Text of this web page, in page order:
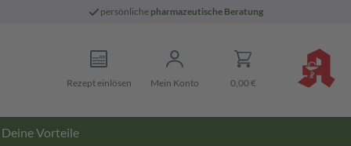
persönliche pharmazeutische Beratung
Rezept einlösen Mein Konto 0,00 €
Deine Vorteile